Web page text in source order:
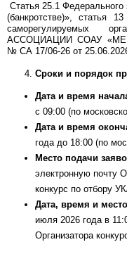
Статья 25.1
(банкротстве)», статья
саморегулируемых
АССОЦИАЦИИ СОАУ
№ СА 17/06-26 от
Сроки и порядок
Дата и время
с 09:00 (по
Дата и время
года до 18:00 (по
Место подачи
электронную почту
конкурс по отбору
Дата, время и
июля 2026 года в
Организатора